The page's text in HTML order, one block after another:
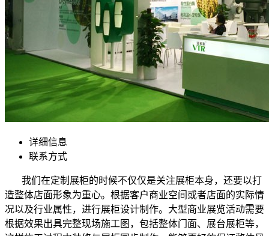
详细信息
联系方式
我们在定制展柜的时候不仅仅是关注展柜本身， 还要以打
造整体店面形象为重心。 根据客户商业空间或者店面的实际情
况以及行业属性，进行展柜设计制作。大型商业展览活动需要
根据效果出具完整现场施工图 ，包括整体门面、展台展柜等，